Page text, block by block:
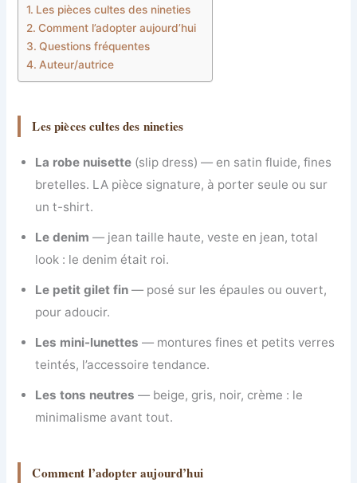
Les pièces cultes des nineties
Comment l’adopter aujourd’hui
Questions fréquentes
Auteur/autrice
Les pièces cultes des nineties
La robe nuisette (slip dress) — en satin fluide, fines
bretelles. LA pièce signature, à porter seule ou sur
un t-shirt.
Le denim — jean taille haute, veste en jean, total
look : le denim était roi.
Le petit gilet fin — posé sur les épaules ou ouvert,
pour adoucir.
Les mini-lunettes — montures fines et petits verres
teintés, l’accessoire tendance.
Les tons neutres — beige, gris, noir, crème : le
minimalisme avant tout.
Comment l’adopter aujourd’hui